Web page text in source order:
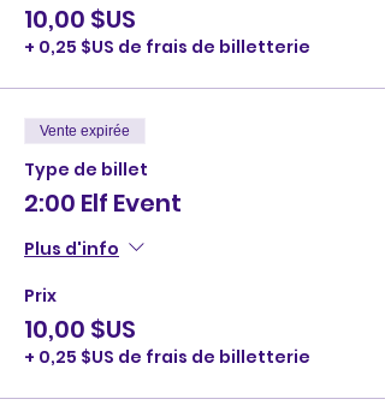
10,00 $US
+ 0,25 $US de frais de billetterie
Vente expirée
Type de billet
2:00 Elf Event
Plus d'info
Prix
10,00 $US
+ 0,25 $US de frais de billetterie